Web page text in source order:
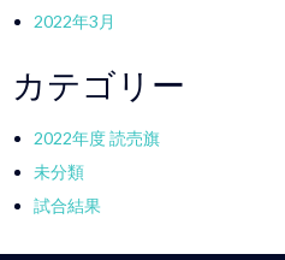
2022年3月
カテゴリー
2022年度 読売旗
未分類
試合結果